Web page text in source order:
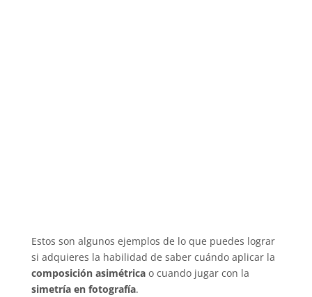
Estos son algunos ejemplos de lo que puedes lograr
si adquieres la habilidad de saber cuándo aplicar la
composición asimétricao cuando jugar con la
simetría en fotografía.